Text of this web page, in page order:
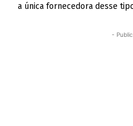
a única fornecedora desse
-